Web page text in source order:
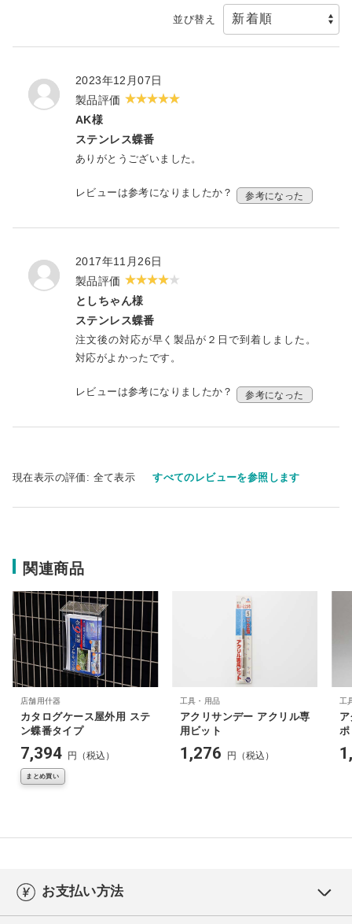
並び替え
2023年12月07日
製品評価
AK様
ステンレス蝶番
ありがとうございました。
レビューは参考になりましたか？ 参考になった
2017年11月26日
製品評価
としちゃん様
ステンレス蝶番
注文後の対応が早く製品が２日で到着しました。
対応がよかったです。
レビューは参考になりましたか？ 参考になった
現在表示の評価: 全て表示 すべてのレビューを参照します
関連商品
店舗用什器
カタログケース屋外用 ステ
ン蝶番タイプ
7,394 円（税込）
まとめ買い
工具・用品
アクリサンデー アクリル専
用ビット
1,276 円（税込）
工
お支払い方法